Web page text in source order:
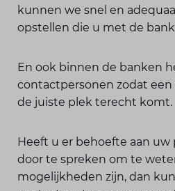
kunnen we snel en
opstellen die u met de
En ook binnen de banken
contactpersonen zodat een
de juiste plek terecht komt.
Heeft u er behoefte aan
door te spreken om te
mogelijkheden zijn, dan